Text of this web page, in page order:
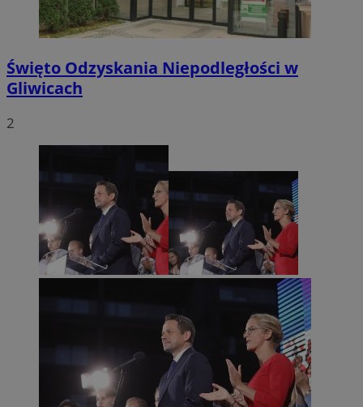
Święto Odzyskania Niepodległości w
Gliwicach
2